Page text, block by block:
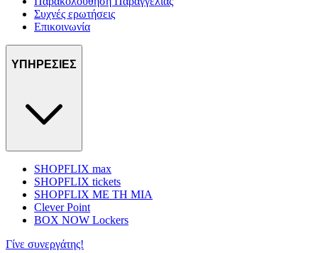
Συχνές ερωτήσεις
Επικοινωνία
ΥΠΗΡΕΣΙΕΣ
SHOPFLIX max
SHOPFLIX tickets
SHOPFLIX ΜΕ ΤΗ ΜΙΑ
Clever Point
BOX NOW Lockers
Γίνε συνεργάτης!